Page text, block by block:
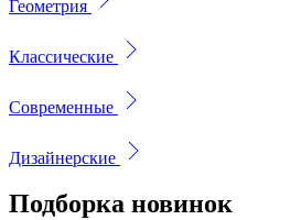
Геометрия
Классические
Современные
Дизайнерские
Подборка новинок